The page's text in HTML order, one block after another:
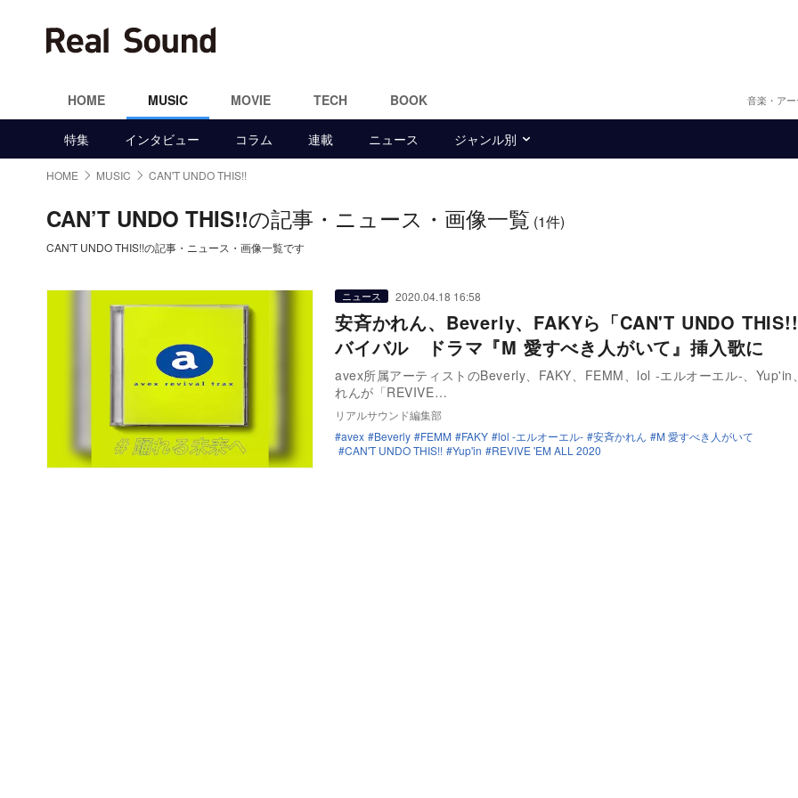
HOME MUSIC MOVIE TECH BOOK 音楽・ア
特集 インタビュー コラム 連載 ニュース ジャンル別
HOME MUSIC CAN'T UNDO THIS!!
CAN’T UNDO THIS!!の記事・ニュース・画像一覧 (1件)
CAN'T UNDO THIS!!の記事・ニュース・画像一覧です
ニュース 2020.04.18 16:58
安斉かれん、Beverly、FAKYら「CAN'T UNDO
バイバル ドラマ『M 愛すべき人がいて』挿入歌に
avex所属アーティストのBeverly、FAKY、FEMM、lol -エルオーエル-、Yup'in
れんが「REVIVE…
リアルサウンド編集部
avex
Beverly FEMM FAKY lol -エルオーエル- 安斉かれん
M 愛すべき人がいて
CAN'T UNDO THIS!!
Yup'in REVIVE 'EM ALL 2020